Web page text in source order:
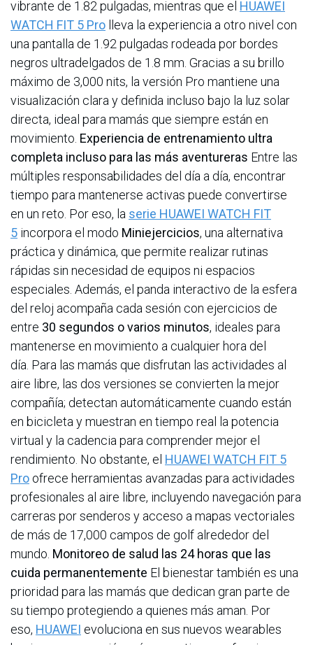
vibrante de 1.82 pulgadas, mientras que el HUAWEI
WATCH FIT 5 Pro lleva la experiencia a otro nivel con
una pantalla de 1.92 pulgadas rodeada por bordes
negros ultradelgados de 1.8 mm. Gracias a su brillo
máximo de 3,000 nits, la versión Pro mantiene una
visualización clara y definida incluso bajo la luz solar
directa, ideal para mamás que siempre están en
movimiento. Experiencia de entrenamiento ultra
completa incluso para las más aventureras Entre las
múltiples responsabilidades del día a día, encontrar
tiempo para mantenerse activas puede convertirse
en un reto. Por eso, la serie HUAWEI WATCH FIT
5 incorpora el modo Miniejercicios, una alternativa
práctica y dinámica, que permite realizar rutinas
rápidas sin necesidad de equipos ni espacios
especiales. Además, el panda interactivo de la esfera
del reloj acompaña cada sesión con ejercicios de
entre 30 segundos o varios minutos, ideales para
mantenerse en movimiento a cualquier hora del
día. Para las mamás que disfrutan las actividades al
aire libre, las dos versiones se convierten la mejor
compañía; detectan automáticamente cuando están
en bicicleta y muestran en tiempo real la potencia
virtual y la cadencia para comprender mejor el
rendimiento. No obstante, el HUAWEI WATCH FIT 5
Pro ofrece herramientas avanzadas para actividades
profesionales al aire libre, incluyendo navegación para
carreras por senderos y acceso a mapas vectoriales
de más de 17,000 campos de golf alrededor del
mundo. Monitoreo de salud las 24 horas que las
cuida permanentemente El bienestar también es una
prioridad para las mamás que dedican gran parte de
su tiempo protegiendo a quienes más aman. Por
eso, HUAWEI evoluciona en sus nuevos wearables